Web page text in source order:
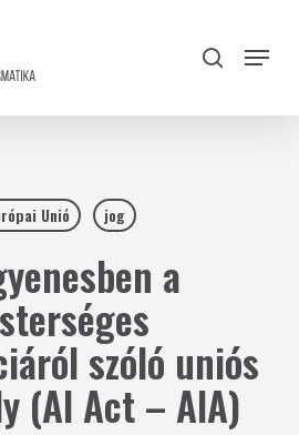
search
Menu
Unió jog
a
szóló uniós
(AI Act – AIA)
Close